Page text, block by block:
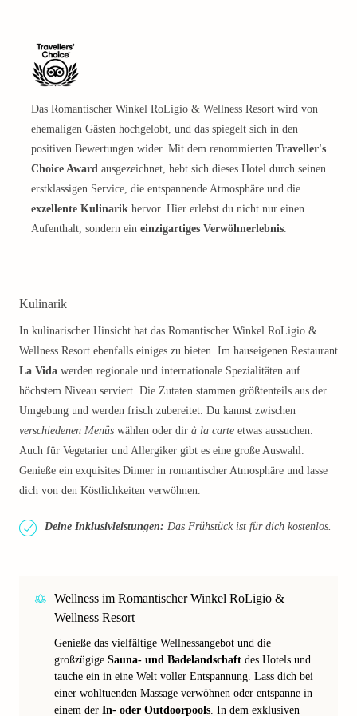
Das Romantischer Winkel RoLigio & Wellness Resort wird von
ehemaligen Gästen hochgelobt, und das spiegelt sich in den
positiven Bewertungen wider. Mit dem renommierten Traveller's
Choice Award ausgezeichnet, hebt sich dieses Hotel durch seinen
erstklassigen Service, die entspannende Atmosphäre und die
exzellente Kulinarik hervor. Hier erlebst du nicht nur einen
Aufenthalt, sondern ein einzigartiges Verwöhnerlebnis.
Kulinarik
In kulinarischer Hinsicht hat das Romantischer Winkel RoLigio &
Wellness Resort ebenfalls einiges zu bieten. Im hauseigenen Restaurant
La Vida werden regionale und internationale Spezialitäten auf
höchstem Niveau serviert. Die Zutaten stammen größtenteils aus der
Umgebung und werden frisch zubereitet. Du kannst zwischen
verschiedenen Menüs wählen oder dir à la carte etwas aussuchen.
Auch für Vegetarier und Allergiker gibt es eine große Auswahl.
Genieße ein exquisites Dinner in romantischer Atmosphäre und lasse
dich von den Köstlichkeiten verwöhnen.
Deine Inklusivleistungen: Das Frühstück ist für dich kostenlos.
Wellness im Romantischer Winkel RoLigio &
Wellness Resort
Genieße das vielfältige Wellnessangebot und die
großzügige Sauna- und Badelandschaft des Hotels und
tauche ein in eine Welt voller Entspannung. Lass dich bei
einer wohltuenden Massage verwöhnen oder entspanne in
einem der In- oder Outdoorpools. In dem exklusiven